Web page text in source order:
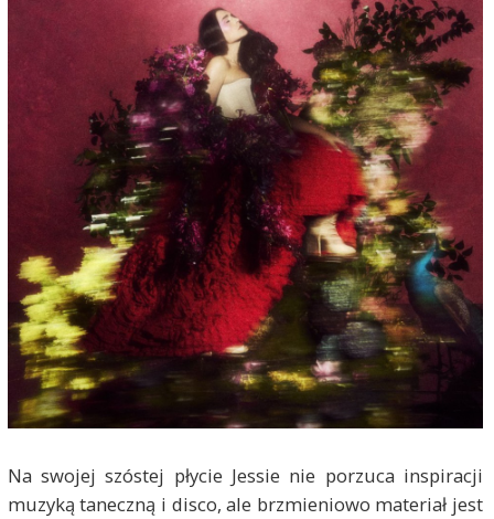
Na swojej szóstej płycie Jessie nie porzuca inspiracji
muzyką taneczną i disco, ale brzmieniowo materiał jest